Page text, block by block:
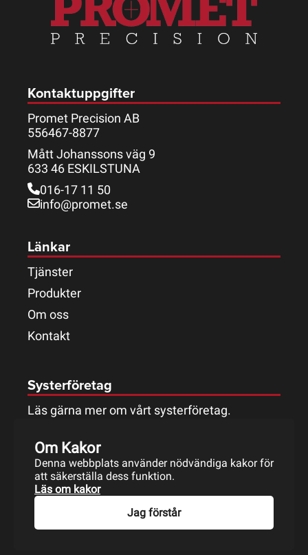
Kontaktuppgifter
Promet Precision AB
556467-8877
Mått Johanssons väg 9
633 46 ESKILSTUNA
016-17 11 50
info@promet.se
Länkar
Tjänster
Produkter
Om oss
Kontakt
Systerföretag
Läs gärna mer om vårt systerföretag.
Om Kakor
Denna webbplats använder nödvändiga kakor för
att säkerställa dess funktion.
Läs om kakor
Jag förstår